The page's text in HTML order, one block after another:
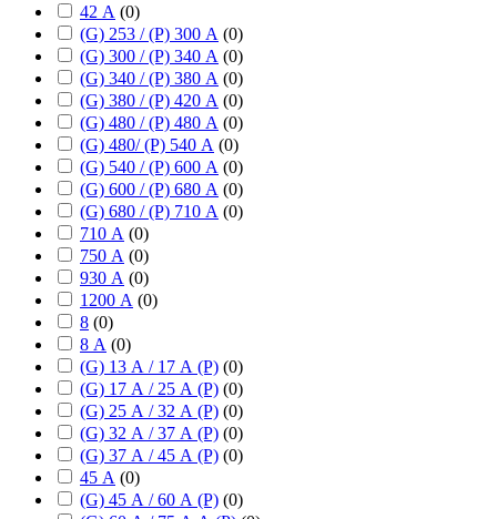
42 А (0)
(G) 253 / (P) 300 А (0)
(G) 300 / (P) 340 А (0)
(G) 340 / (P) 380 А (0)
(G) 380 / (P) 420 А (0)
(G) 480 / (P) 480 А (0)
(G) 480/ (P) 540 А (0)
(G) 540 / (P) 600 А (0)
(G) 600 / (P) 680 А (0)
(G) 680 / (P) 710 А (0)
710 А (0)
750 А (0)
930 А (0)
1200 А (0)
8 (0)
8 А (0)
(G) 13 А / 17 А (P) (0)
(G) 17 А / 25 А (P) (0)
(G) 25 А / 32 А (P) (0)
(G) 32 А / 37 А (P) (0)
(G) 37 А / 45 А (P) (0)
45 А (0)
(G) 45 А / 60 А (P) (0)